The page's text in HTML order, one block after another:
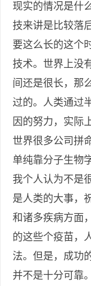
现实的情况是什
技来讲是比较落
要这么长的这个
技术。世界上没
间还是很长，那
过的。人类通过
因的努力，实际
世界很多公司拼
单纯靠分子生物
我个人认为不是
是人类的大事，
和诸多疾病方面
的这些个疫苗，
法。但是，成功
并不是十分可靠